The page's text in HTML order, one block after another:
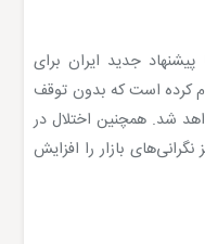
جدید ایران برای
کرده است که بدون توقف
شد. همچنین اختلال در
بازار را افزایش